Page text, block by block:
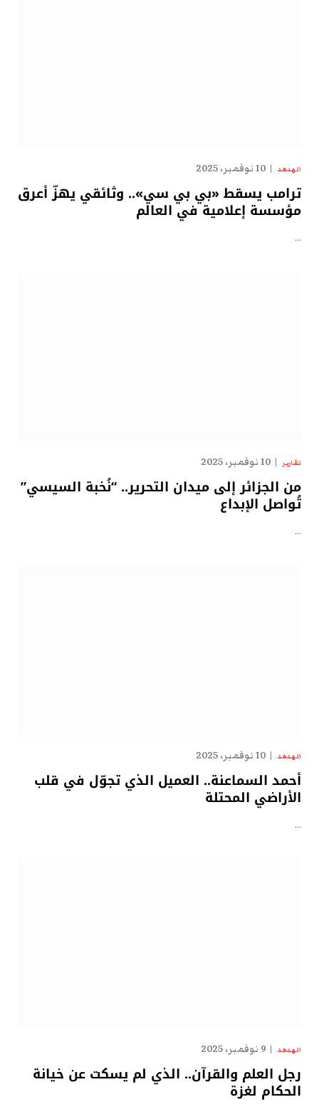
الهدهد 10 نوفمبر، 2025
ترامب يسقط «بي بي سي».. وثائقي يهزّ أعرق
مؤسسة إعلامية في العالم
…
تقارير 10 نوفمبر، 2025
من الجزائر إلى ميدان التحرير.. “نُخبة السيسي”
تُواصل الإبداع
…
الهدهد 10 نوفمبر، 2025
أحمد السماعنة.. العميل الذي تجوّل في قلب
الأراضي المحتلة
…
الهدهد 9 نوفمبر، 2025
رجل العلم والقرآن.. الذي لم يسكت عن خيانة
الحكام لغزة